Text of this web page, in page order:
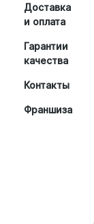
Доставка
и оплата
Гарантии
качества
Контакты
Франшиза